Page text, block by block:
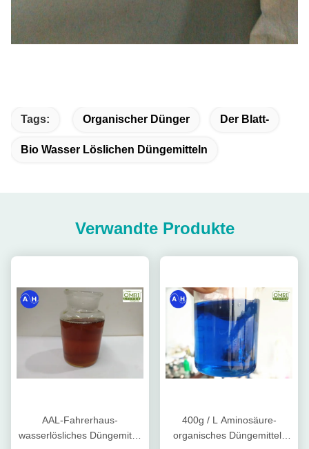
Tags: Organischer Dünger Der Blatt-
Bio Wasser Löslichen Düngemitteln
Verwandte Produkte
AAL-Fahrerhaus-
wasserlösliches Düngemittel
400g / L Aminosäure-
organisches Düngemittel-